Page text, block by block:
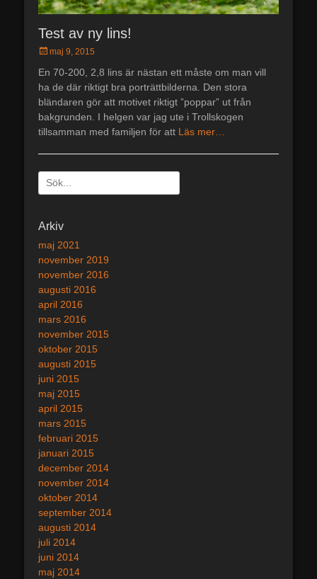
Test av ny lins!
Postades
maj 9, 2015
En 70-200, 2,8 lins är nästan ett måste om man vill
ha de där riktigt bra porträttbilderna. Den stora
bländaren gör att motivet riktigt ”poppar” ut från
bakgrunden. I helgen var jag ute i Trollskogen
tillsamman med familjen för att Läs mer…
Sök
efter:
Arkiv
maj 2021
november 2019
november 2016
augusti 2016
april 2016
mars 2016
november 2015
oktober 2015
augusti 2015
juni 2015
maj 2015
april 2015
mars 2015
februari 2015
januari 2015
december 2014
november 2014
oktober 2014
september 2014
augusti 2014
juli 2014
juni 2014
maj 2014